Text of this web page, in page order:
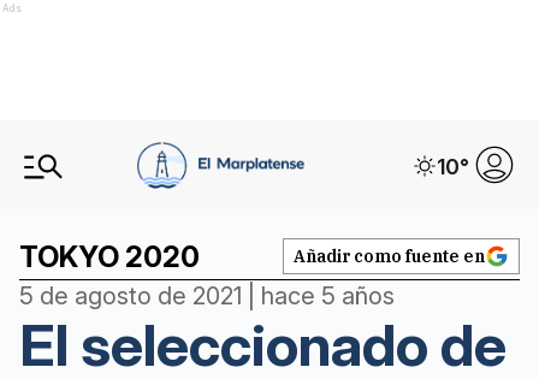
Ads
10°
TOKYO 2020 Añadir como fuente en
5 de agosto de 2021 | hace 5 años
El seleccionado de